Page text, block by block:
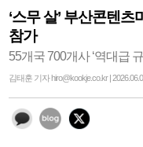
‘스무 살’ 부산콘텐
참가
55개국 700개사 ‘역대급
김태훈 기자 hiro@kookje.co.kr |